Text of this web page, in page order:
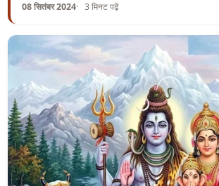
08 सितंबर 2024 3 मिनट पढ़ें